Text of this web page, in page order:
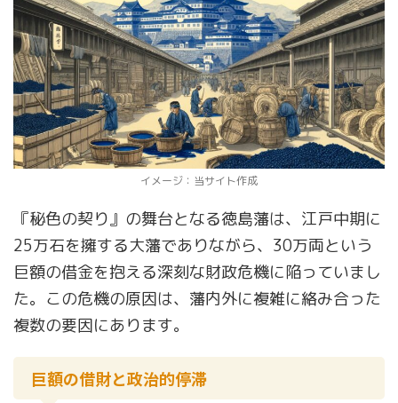
イメージ：当サイト作成
『秘色の契り』の舞台となる徳島藩は、江戸中期に
25万石を擁する大藩でありながら、30万両という
巨額の借金を抱える深刻な財政危機に陥っていまし
た。この危機の原因は、藩内外に複雑に絡み合った
複数の要因にあります。
巨額の借財と政治的停滞